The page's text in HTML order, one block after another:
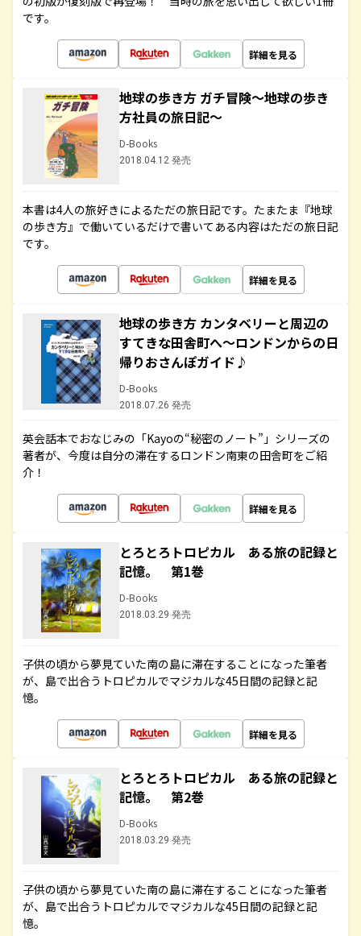
です。
詳細を見る
地球の歩き方 ガチ冒険～地球の歩き
方社員の旅日記～
D-Books
2018.04.12 発売
本書は4人の旅好きによるただの旅日記です。たまたま『地球
の歩き方』で働いているだけで書いてある内容はただの旅日記
です。
詳細を見る
地球の歩き方 カンタベリーと周辺の
すてきな田舎町へ～ロンドンからの日
帰りおさんぽガイド♪
D-Books
2018.07.26 発売
英会話本でおなじみの「Kayoの“秘密のノート”」シリーズの
著者が、今度は自分の滞在するロンドン南東の田舎町をご紹
介！
詳細を見る
とろとろトロピカル ある旅の記録と
記憶。 第1巻
D-Books
2018.03.29 発売
子供の頃から夢見ていた南の島に滞在することになった筆者
が、島で出合うトロピカルでマジカルな45日間の記録と記
憶。
詳細を見る
とろとろトロピカル ある旅の記録と
記憶。 第2巻
D-Books
2018.03.29 発売
子供の頃から夢見ていた南の島に滞在することになった筆者
が、島で出合うトロピカルでマジカルな45日間の記録と記
憶。